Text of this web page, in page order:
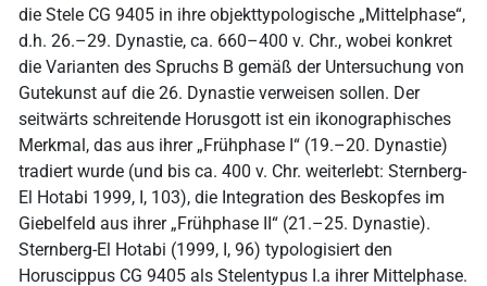
die Stele CG 9405 in ihre objekttypologische „Mittelphase“,
d.h. 26.–29. Dynastie, ca. 660–400 v. Chr., wobei konkret
die Varianten des Spruchs B gemäß der Untersuchung von
Gutekunst auf die 26. Dynastie verweisen sollen. Der
seitwärts schreitende Horusgott ist ein ikonographisches
Merkmal, das aus ihrer „Frühphase I“ (19.–20. Dynastie)
tradiert wurde (und bis ca. 400 v. Chr. weiterlebt: Sternberg-
El Hotabi 1999, I, 103), die Integration des Beskopfes im
Giebelfeld aus ihrer „Frühphase II“ (21.–25. Dynastie).
Sternberg-El Hotabi (1999, I, 96) typologisiert den
Horuscippus CG 9405 als Stelentypus I.a ihrer Mittelphase.